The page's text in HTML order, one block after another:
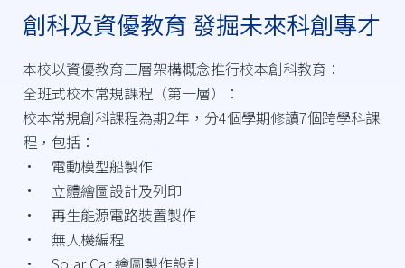
創科及資優教育 發掘未來科創專才
本校以資優教育三層架構概念推行校本創科教育：
全班式校本常規課程（第一層）：
校本常規創科課程為期2年，分4個學期修讀7個跨學科課
程，包括：
• 電動模型船製作
• 立體繪圖設計及列印
• 再生能源電路裝置製作
• 無人機編程
• Solar Car 繪圖製作設計